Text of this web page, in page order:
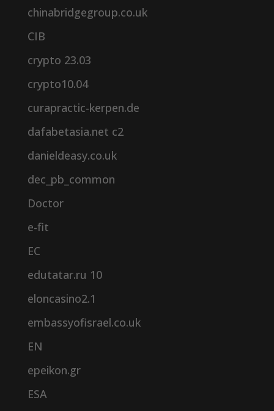
chinabridgegroup.co.uk
CIB
crypto 23.03
crypto10.04
curapractic-kerpen.de
dafabetasia.net c2
danieldeasy.co.uk
dec_pb_common
Doctor
e-fit
EC
edutatar.ru 10
eloncasino2.1
embassyofisrael.co.uk
EN
epeikon.gr
ESA